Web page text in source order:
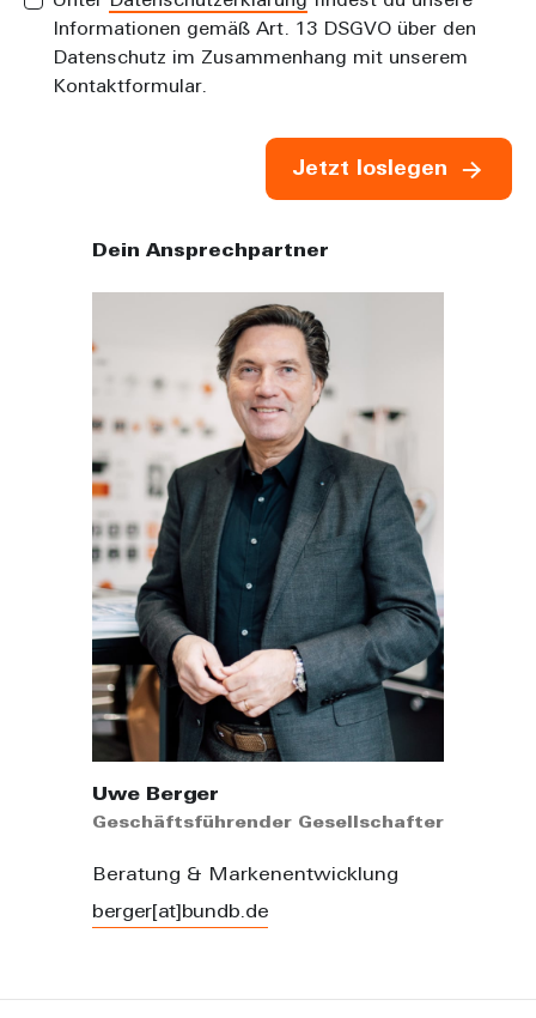
Informationen gemäß Art. 13 DSGVO über den
Datenschutz im Zusammenhang mit unserem
Kontaktformular.
Jetzt loslegen
Dein Ansprechpartner
Uwe Berger
Geschäftsführender Gesellschafter
Beratung & Markenentwicklung
berger[at]bundb.de